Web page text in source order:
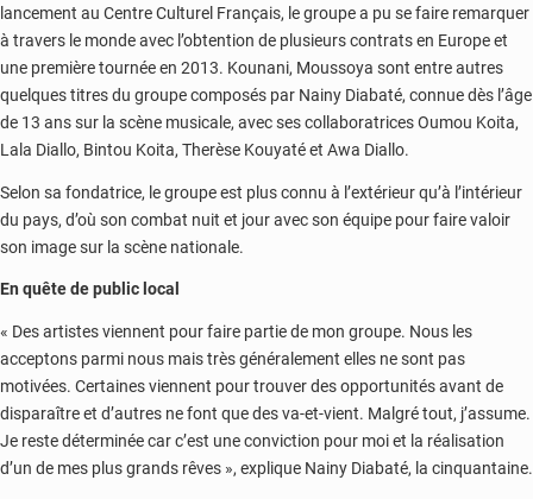
lancement au Centre Culturel Français, le groupe a pu se faire remarquer
à travers le monde avec l’obtention de plusieurs contrats en Europe et
une première tournée en 2013. Kounani, Moussoya sont entre autres
quelques titres du groupe composés par Nainy Diabaté, connue dès l’âge
de 13 ans sur la scène musicale, avec ses collaboratrices Oumou Koita,
Lala Diallo, Bintou Koita, Therèse Kouyaté et Awa Diallo.
Selon sa fondatrice, le groupe est plus connu à l’extérieur qu’à l’intérieur
du pays, d’où son combat nuit et jour avec son équipe pour faire valoir
son image sur la scène nationale.
En quête de public local
« Des artistes viennent pour faire partie de mon groupe. Nous les
acceptons parmi nous mais très généralement elles ne sont pas
motivées. Certaines viennent pour trouver des opportunités avant de
disparaître et d’autres ne font que des va-et-vient. Malgré tout, j’assume.
Je reste déterminée car c’est une conviction pour moi et la réalisation
d’un de mes plus grands rêves », explique Nainy Diabaté, la cinquantaine.